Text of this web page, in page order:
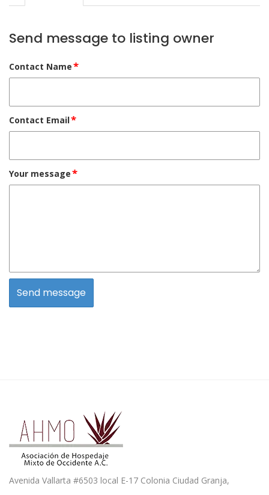
Send message to listing owner
Contact Name*
Contact Email*
Your message*
Avenida Vallarta #6503 local E-17 Colonia Ciudad Granja,